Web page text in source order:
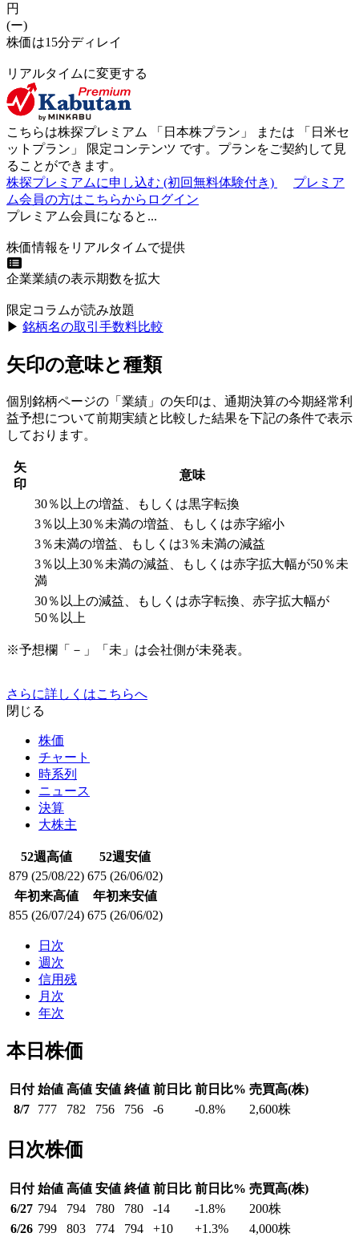
円
(ー)
株価は15分ディレイ
リアルタイムに変更する
こちらは株探プレミアム 「 日本株プラン 」 または 「 日米セ
ットプラン 」 限定コンテンツ です。プランをご契約して見
ることができます。
株探プレミアムに申し込む (初回無料体験付き)
プレミア
ム会員の方はこちらからログイン
プレミアム会員になると...
株価情報をリアルタイムで提供
企業業績の表示期数を拡大
限定コラムが読み放題
▶︎ 銘柄名の取引手数料比較
矢印の意味と種類
個別銘柄ページの「業績」の矢印は、通期決算の今期経常利
益予想について前期実績と比較した結果を下記の条件で表示
しております。
矢
印
意味
30％以上の増益、もしくは黒字転換
3％以上30％未満の増益、もしくは赤字縮小
3％未満の増益、もしくは3％未満の減益
3％以上30％未満の減益、もしくは赤字拡大幅が50％未
満
30％以上の減益、もしくは赤字転換、赤字拡大幅が
50％以上
※予想欄「－」「未」は会社側が未発表。
さらに詳しくはこちらへ
閉じる
株価
チャート
時系列
ニュース
決算
大株主
52週高値
52週安値
879 (25/08/22) 675 (26/06/02)
年初来高値
年初来安値
855 (26/07/24) 675 (26/06/02)
日次
週次
信用残
月次
年次
本日株価
日付 始値 高値 安値 終値 前日比 前日比% 売買高(株)
8/7
777 782 756 756 -6 -0.8% 2,600株
日次株価
日付 始値 高値 安値 終値 前日比 前日比% 売買高(株)
6/27 794 794 780 780 -14 -1.8% 200株
6/26 799 803 774 794 +10 +1.3% 4,000株